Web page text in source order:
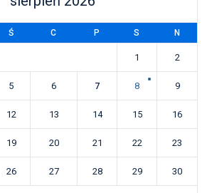
Ś C P S N
1 2
5 6 7 8 9
12 13 14 15 16
19 20 21 22 23
26 27 28 29 30